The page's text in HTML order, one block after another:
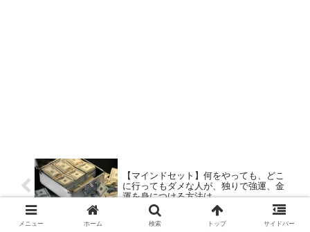
【マインドセット】何をやっても、どこ
に行ってもダメな人が、独りで強運、金
運を身につける方法は
メニュー ホーム 検索 トップ サイドバー